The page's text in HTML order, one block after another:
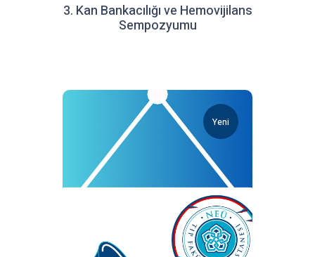
3. Kan Bankacılığı ve Hemovijilans
Sempozyumu
Yeni